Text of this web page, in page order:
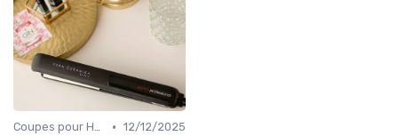
Coupes pour Hommes • 12/12/2025